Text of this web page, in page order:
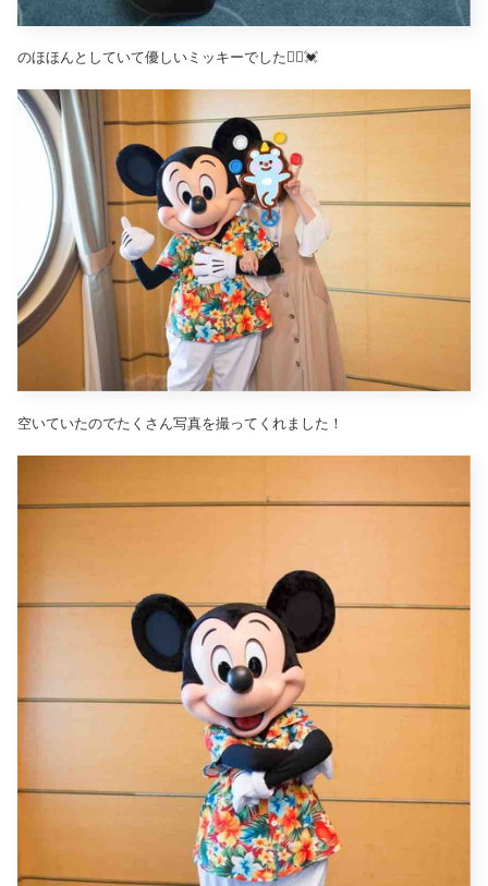
のほほんとしていて優しいミッキーでした🙆‍♀️💓
空いていたのでたくさん写真を撮ってくれました！